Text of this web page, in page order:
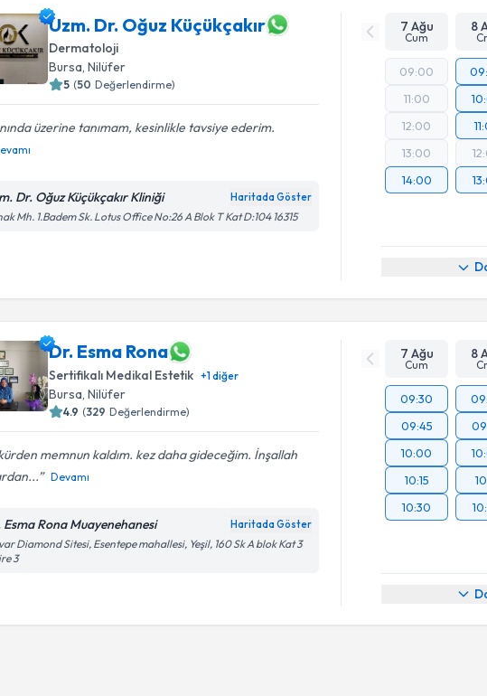
Uzm. Dr. Oğuz Küçükçakır
Dermatoloji
Bursa, Nilüfer
5 (50 Değerlendirme)
üzerine tanımam, kesinlikle tavsiye ederim.
Dr. Oğuz Küçükçakır Kliniği Haritada Göster
Mh. 1.Badem Sk. Lotus Office No:26 A Blok T Kat D:104 16315
7 Ağu
Cum
8
09:00
11:00
12:00
13:00
14:00
Dr. Esma Rona
Sertifikalı Medikal Estetik +1diğer
Bursa , Nilüfer
4.9 (329 Değerlendirme)
memnun kaldım. kez daha gideceğim. İnşallah
Devamı
Esma Rona Muayenehanesi Haritada Göster
Diamond Sitesi, Esentepe mahallesi, Yeşil, 160 Sk A blok Kat 3
3
7 Ağu
Cum
8
09:30
09:45
10:00
10:15
10:30